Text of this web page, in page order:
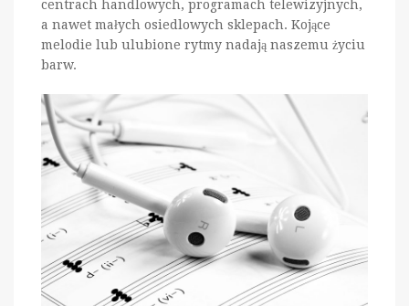
centrach handlowych, programach telewizyjnych,
a nawet małych osiedlowych sklepach. Kojące
melodie lub ulubione rytmy nadają naszemu życiu
barw.